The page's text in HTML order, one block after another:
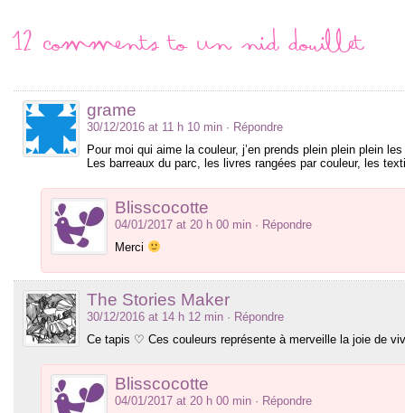
12 comments to Un nid douillet
grame
30/12/2016 at 11 h 10 min · Répondre
Pour moi qui aime la couleur, j’en prends plein plein plein
Les barreaux du parc, les livres rangées par couleur, les
Blisscocotte
04/01/2017 at 20 h 00 min · Répondre
Merci
The Stories Maker
30/12/2016 at 14 h 12 min · Répondre
Ce tapis ♡ Ces couleurs représente à merveille la joie de
Blisscocotte
04/01/2017 at 20 h 00 min · Répondre